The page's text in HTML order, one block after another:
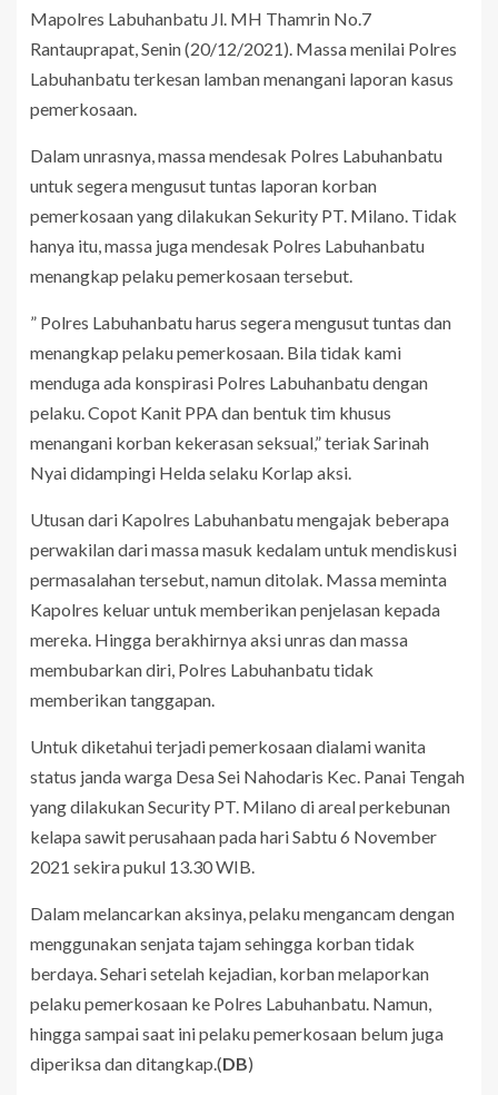
Mapolres Labuhanbatu Jl. MH Thamrin No.7
Rantauprapat, Senin (20/12/2021). Massa menilai Polres
Labuhanbatu terkesan lamban menangani laporan kasus
pemerkosaan.
Dalam unrasnya, massa mendesak Polres Labuhanbatu
untuk segera mengusut tuntas laporan korban
pemerkosaan yang dilakukan Sekurity PT. Milano. Tidak
hanya itu, massa juga mendesak Polres Labuhanbatu
menangkap pelaku pemerkosaan tersebut.
” Polres Labuhanbatu harus segera mengusut tuntas dan
menangkap pelaku pemerkosaan. Bila tidak kami
menduga ada konspirasi Polres Labuhanbatu dengan
pelaku. Copot Kanit PPA dan bentuk tim khusus
menangani korban kekerasan seksual,” teriak Sarinah
Nyai didampingi Helda selaku Korlap aksi.
Utusan dari Kapolres Labuhanbatu mengajak beberapa
perwakilan dari massa masuk kedalam untuk mendiskusi
permasalahan tersebut, namun ditolak. Massa meminta
Kapolres keluar untuk memberikan penjelasan kepada
mereka. Hingga berakhirnya aksi unras dan massa
membubarkan diri, Polres Labuhanbatu tidak
memberikan tanggapan.
Untuk diketahui terjadi pemerkosaan dialami wanita
status janda warga Desa Sei Nahodaris Kec. Panai Tengah
yang dilakukan Security PT. Milano di areal perkebunan
kelapa sawit perusahaan pada hari Sabtu 6 November
2021 sekira pukul 13.30 WIB.
Dalam melancarkan aksinya, pelaku mengancam dengan
menggunakan senjata tajam sehingga korban tidak
berdaya. Sehari setelah kejadian, korban melaporkan
pelaku pemerkosaan ke Polres Labuhanbatu. Namun,
hingga sampai saat ini pelaku pemerkosaan belum juga
diperiksa dan ditangkap.(DB)